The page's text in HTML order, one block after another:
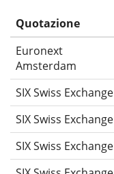
Quotazione
Euronext
Amsterdam
SIX Swiss Exchange
SIX Swiss Exchange
SIX Swiss Exchange